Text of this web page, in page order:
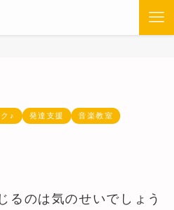
♪ 発達支援 音楽教室
るのは気のせいでしょう